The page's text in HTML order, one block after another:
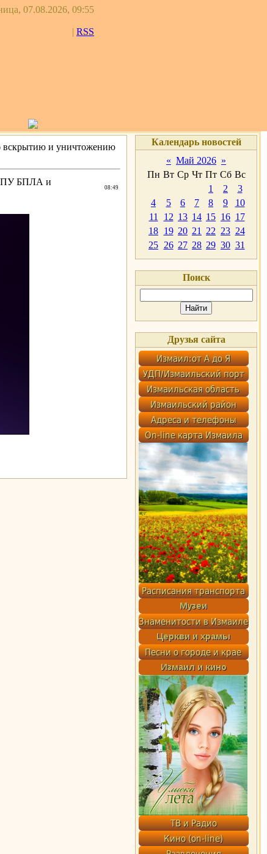
07.08.2026, 09:55
| RSS
вскрытию и уничтожению
ПУ БПЛА и
08:49
Календарь новостей
« Май 2026 »
Пн Вт Ср Чт Пт Сб Вс
1
2
3
4
5 6 7 8 9
10
11
12 13 14 15 16 17
18 19 20 21 22 23 24
25 26 27 28 29 30 31
Поиск
Друзья сайта